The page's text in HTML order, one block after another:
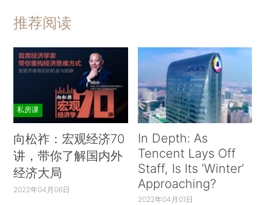
推荐阅读
私房课
向松祚：宏观经济70
讲，带你了解国内外
经济大局
2022年04月06日
In Depth: As
Tencent Lays Off
Staff, Is Its ‘Winter’
Approaching?
2022年04月01日